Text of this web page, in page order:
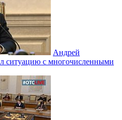
Андрей
ситуацию с многочисленными